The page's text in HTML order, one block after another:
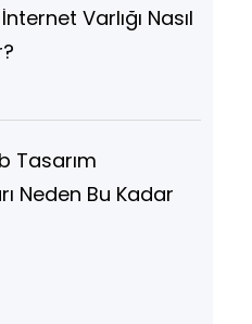
Varlığı Nasıl
Tasarım
Neden Bu Kadar